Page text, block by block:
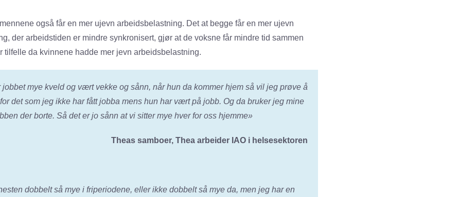
også får en mer ujevn arbeidsbelastning. Det at begge får en mer ujevn
der arbeidstiden er mindre synkronisert, gjør at de voksne får mindre tid sammen
tilfelle da kvinnene hadde mer jevn arbeidsbelastning.
jobbet mye kveld og vært vekke og sånn, når hun da kommer hjem så vil jeg prøve å
det som jeg ikke har fått jobba mens hun har vært på jobb. Og da bruker jeg mine
der borte. Så det er jo sånn at vi sitter mye hver for oss hjemme»
Theas samboer, Thea arbeider IAO i helsesektoren
dobbelt så mye i friperiodene, eller ikke dobbelt så mye da, men jeg har en